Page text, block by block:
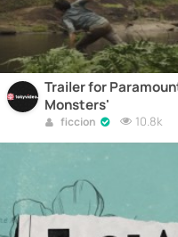
Trailer for
Monsters'
ficcion 10.8k